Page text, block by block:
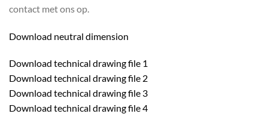
contact met ons op.
Download neutral dimension
Download technical drawing file 1
Download technical drawing file 2
Download technical drawing file 3
Download technical drawing file 4